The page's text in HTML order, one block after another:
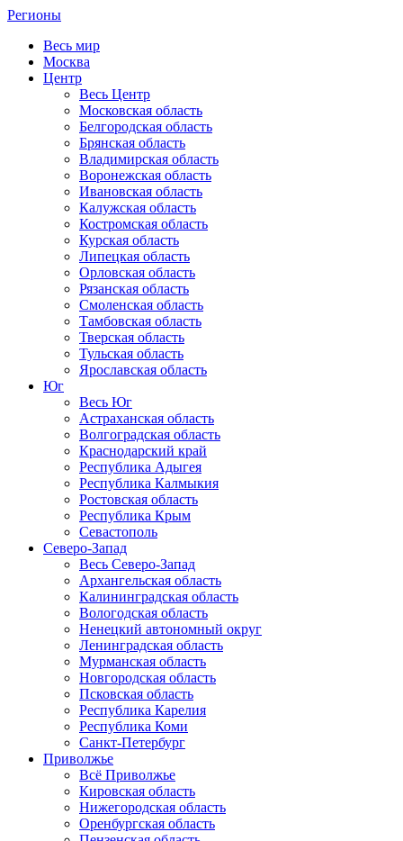
Регионы
Весь мир
Москва
Центр
Весь Центр
Московская область
Белгородская область
Брянская область
Владимирская область
Воронежская область
Ивановская область
Калужская область
Костромская область
Курская область
Липецкая область
Орловская область
Рязанская область
Смоленская область
Тамбовская область
Тверская область
Тульская область
Ярославская область
Юг
Весь Юг
Астраханская область
Волгоградская область
Краснодарский край
Республика Адыгея
Республика Калмыкия
Ростовская область
Республика Крым
Севастополь
Северо-Запад
Весь Северо-Запад
Архангельская область
Калининградская область
Вологодская область
Ненецкий автономный округ
Ленинградская область
Мурманская область
Новгородская область
Псковская область
Республика Карелия
Республика Коми
Санкт-Петербург
Приволжье
Всё Приволжье
Кировская область
Нижегородская область
Оренбургская область